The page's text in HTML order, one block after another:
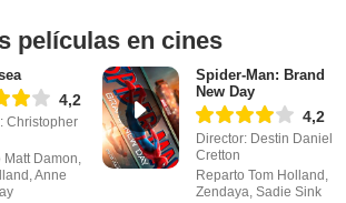
películas en cines
4,2
Christopher
Matt Damon,
Anne
Spider-Man: Brand
New Day
4,2
Director: Destin Daniel
Cretton
Reparto Tom Holland,
Zendaya, Sadie Sink